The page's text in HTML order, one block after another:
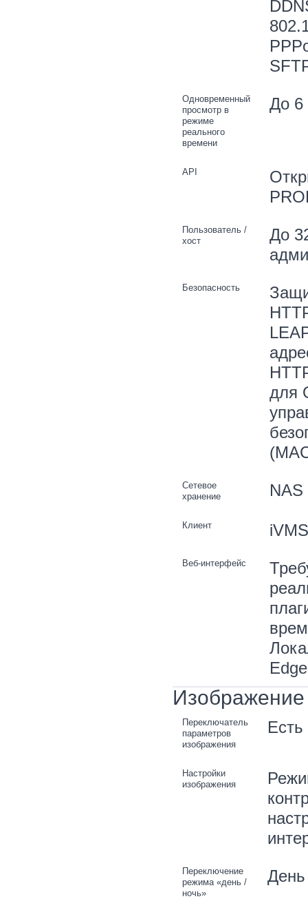
Одновременный
просмотр в
режиме
реального
времени
До 6
API
Пользователь /
хост
До
Безопасность
для
Сетевое
хранение
Клиент
Веб-интерфейс
Изображение
Переключатель
параметров
изображения
Есть
Настройки
изображения
Переключение
режима «день /
ночь»